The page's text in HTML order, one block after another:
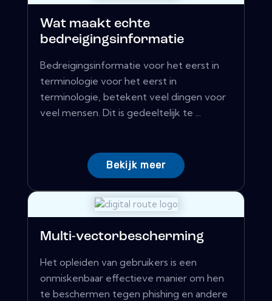
Wat maakt echte
bedreigingsinformatie
Bedreigingsinformatie voor het eerst in
terminologie voor het eerst in
terminologie, betekent veel dingen voor
veel mensen. Dit is gedeeltelijk te ...
Bekijk meer
Multi-vectorbescherming
Het opleiden van gebruikers is een
onmiskenbaar effectieve manier om hen
te beschermen tegen phishing en andere